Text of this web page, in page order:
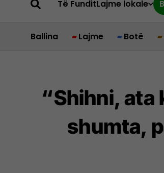
Të FunditLajme lokale
Ballina Lajme Botë
“Shihni, ata
shumta,